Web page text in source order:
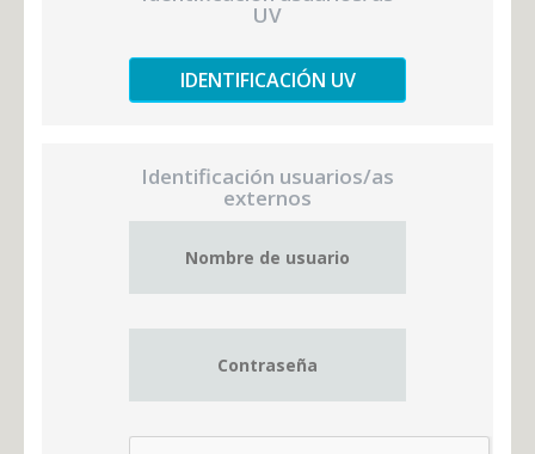
UV
IDENTIFICACIÓN UV
Identificación usuarios/as
externos